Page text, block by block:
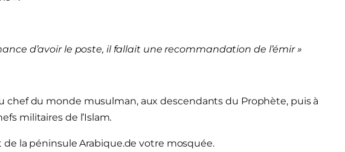
d’avoir le poste, il fallait une recommandation de l’émir »
chef du monde musulman, aux descendants du Prophète, puis à
militaires de l’Islam.
de la péninsule Arabique.de votre mosquée.